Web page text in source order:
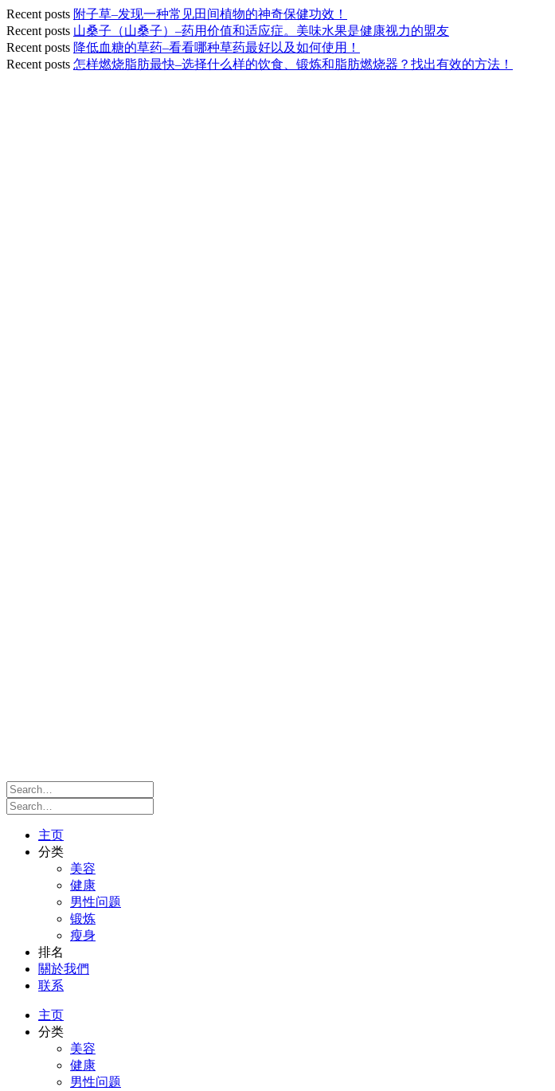
Recent posts 附子草–发现一种常见田间植物的神奇保健功效！
Recent posts 山桑子（山桑子）–药用价值和适应症。美味水果是健康视力的盟友
Recent posts 降低血糖的草药–看看哪种草药最好以及如何使用！
Recent posts 怎样燃烧脂肪最快–选择什么样的饮食、锻炼和脂肪燃烧器？找出有效的方法！
主页
分类
美容
健康
男性问题
锻炼
瘦身
排名
關於我們
联系
主页
分类
美容
健康
男性问题